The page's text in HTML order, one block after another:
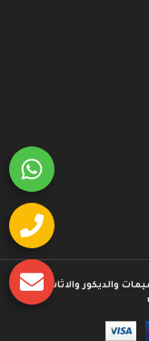
والديكور والاثاث